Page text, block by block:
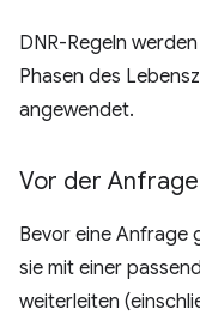
DNR-Regeln
Phasen des
angewendet.
Vor der Anfrage
Bevor eine Anfrage
sie mit einer
weiterleiten